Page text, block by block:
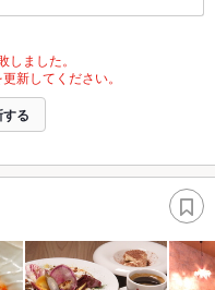
ました。
新してください。
る